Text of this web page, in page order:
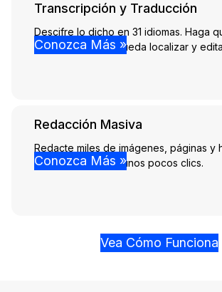
Transcripción y Traducción
Descifre lo dicho en 31 idiomas. Haga
audio y video se pueda localizar y
Conozca Más »
Redacción Masiva
Redacte miles de imágenes, páginas y
audio y video con unos pocos clics.
Conozca Más »
Vea Cómo Funciona